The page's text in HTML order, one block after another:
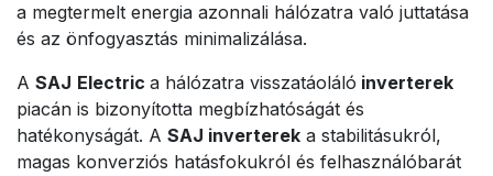
a megtermelt energia azonnali hálózatra való juttatása
és az önfogyasztás minimalizálása.
A SAJ Electric a hálózatra visszatáoláló inverterek
piacán is bizonyította megbízhatóságát és
hatékonyságát. A SAJ inverterek a stabilitásukról,
magas konverziós hatásfokukról és felhasználóbarát